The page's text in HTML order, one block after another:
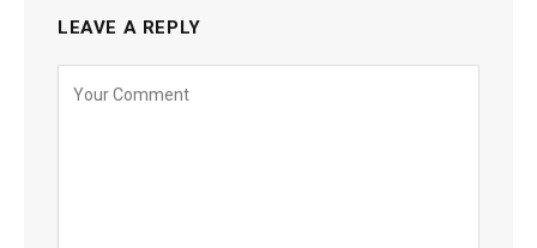
LEAVE A REPLY